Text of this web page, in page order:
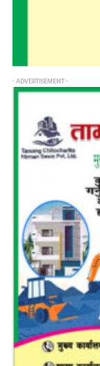
- ADVERTISEMENT -